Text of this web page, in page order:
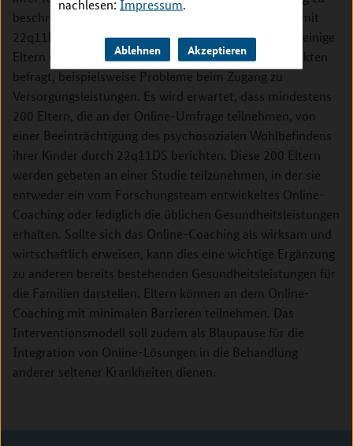
nachlesen: Impressum.
Ablehnen Akzeptieren
beschreiben und die Kosten, die im Zusammenhang mit
22q11DS entstehen, zu schätzen. Zusätzlich werden einige
Eltern detaillierter in Interviews zu bestimmten Aspekten
befragt, beispielsweise Probleme beim Zugang zu
Versorgungsleistungen. Es wird erwartet, dass mindestens
200 Eltern, die an der Online-Umfrage teilnehmen, von
einer Beeinträchtigung des psychosozialen Wohlbefindens
ihrer Kinder durch 22q11DS berichten. Diese 200 Eltern
werden gebeten an einer Studie teilzunehmen, in der sie
entweder ein vom Forschungsteam entwickeltes Online-
Coaching oder lediglich die üblichen Gesundheitsleistungen
erhalten. Sollte sich das Online-Coaching als wirksam und
wirtschaftlich erweisen, kann dies eine wichtige Ergänzung
zu anderen bereits bestehenden Gesundheitsleistungen für
die Familien darstellen. Eltern können an dem Online-
Coaching mit minimalen Barrieren teilnehmen. Das
Interventionsmodell soll zudem als Blaupause für die
Integration von Online-Lösungen in die Behandlung
anderer seltener Krankheiten dienen.